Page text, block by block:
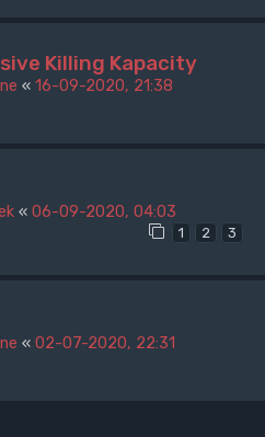
Killing Kapacity
« 16-09-2020, 21:38
« 06-09-2020, 04:03
1 2 3
« 02-07-2020, 22:31